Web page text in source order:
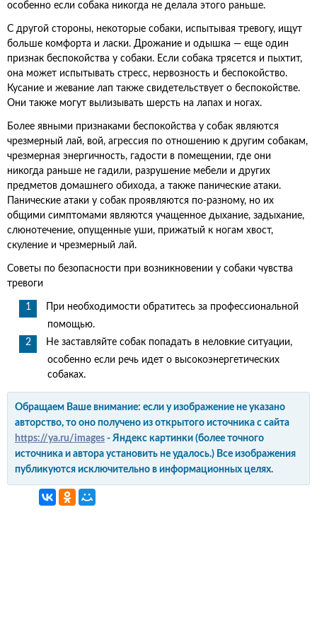
особенно если собака никогда не делала этого раньше.
С другой стороны, некоторые собаки, испытывая тревогу, ищут
больше комфорта и ласки. Дрожание и одышка — еще один
признак беспокойства у собаки. Если собака трясется и пыхтит,
она может испытывать стресс, нервозность и беспокойство.
Кусание и жевание лап также свидетельствует о беспокойстве.
Они также могут вылизывать шерсть на лапах и ногах.
Более явными признаками беспокойства у собак являются
чрезмерный лай, вой, агрессия по отношению к другим собакам,
чрезмерная энергичность, гадости в помещении, где они
никогда раньше не гадили, разрушение мебели и других
предметов домашнего обихода, а также панические атаки.
Панические атаки у собак проявляются по-разному, но их
общими симптомами являются учащенное дыхание, задыхание,
слюнотечение, опущенные уши, прижатый к ногам хвост,
скуление и чрезмерный лай.
Советы по безопасности при возникновении у собаки чувства
тревоги
При необходимости обратитесь за профессиональной
помощью.
Не заставляйте собак попадать в неловкие ситуации,
особенно если речь идет о высокоэнергетических
собаках.
Обращаем Ваше внимание: если у изображение не указано
авторство, то оно получено из открытого источника с сайта
https://ya.ru/images - Яндекс картинки (более точного
источника и автора установить не удалось.) Все изображения
публикуются исключительно в информационных целях.